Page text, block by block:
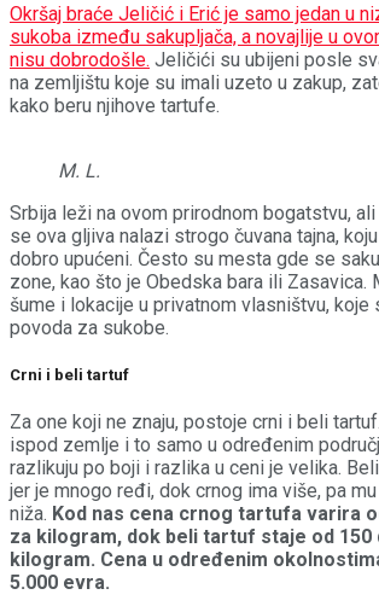
Okršaj braće Jeličić i Erić je samo jedan u
sukoba između sakupljača, a novajlije u
nisu dobrodošle. Jeličići su ubijeni posle
na zemljištu koje su imali uzeto u zakup,
kako beru njihove tartufe.
M. L.
Srbija leži na ovom prirodnom bogatstvu,
se ova gljiva nalazi strogo čuvana tajna,
dobro upućeni. Često su mesta gde se
zone, kao što je Obedska bara ili Zasavica.
šume i lokacije u privatnom vlasništvu, koje
povoda za sukobe.
Crni i beli tartuf
Za one koji ne znaju, postoje crni i beli
ispod zemlje i to samo u određenim
razlikuju po boji i razlika u ceni je velika.
jer je mnogo ređi, dok crnog ima više, pa
niža. Kod nas cena crnog tartufa varira
za kilogram, dok beli tartuf staje od 150
kilogram. Cena u određenim
5.000 evra.